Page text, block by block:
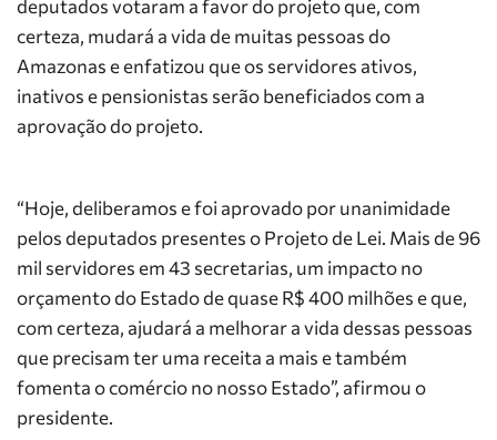
deputados votaram a favor do projeto que, com
certeza, mudará a vida de muitas pessoas do
Amazonas e enfatizou que os servidores ativos,
inativos e pensionistas serão beneficiados com a
aprovação do projeto.
“Hoje, deliberamos e foi aprovado por unanimidade
pelos deputados presentes o Projeto de Lei. Mais de 96
mil servidores em 43 secretarias, um impacto no
orçamento do Estado de quase R$ 400 milhões e que,
com certeza, ajudará a melhorar a vida dessas pessoas
que precisam ter uma receita a mais e também
fomenta o comércio no nosso Estado”, afirmou o
presidente.